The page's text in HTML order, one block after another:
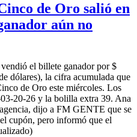
de Oro salió en
aún no
el billete ganador por $
dólares), la cifra acumulada que
de Oro este miércoles. Los
20-26 y la bolilla extra 39. Ana
dijo a FM GENTE que se
cupón, pero informó que el